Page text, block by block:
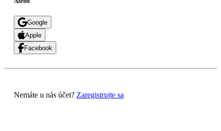
Google
Apple
Facebook
Nemáte u nás účet? Zaregistrujte sa